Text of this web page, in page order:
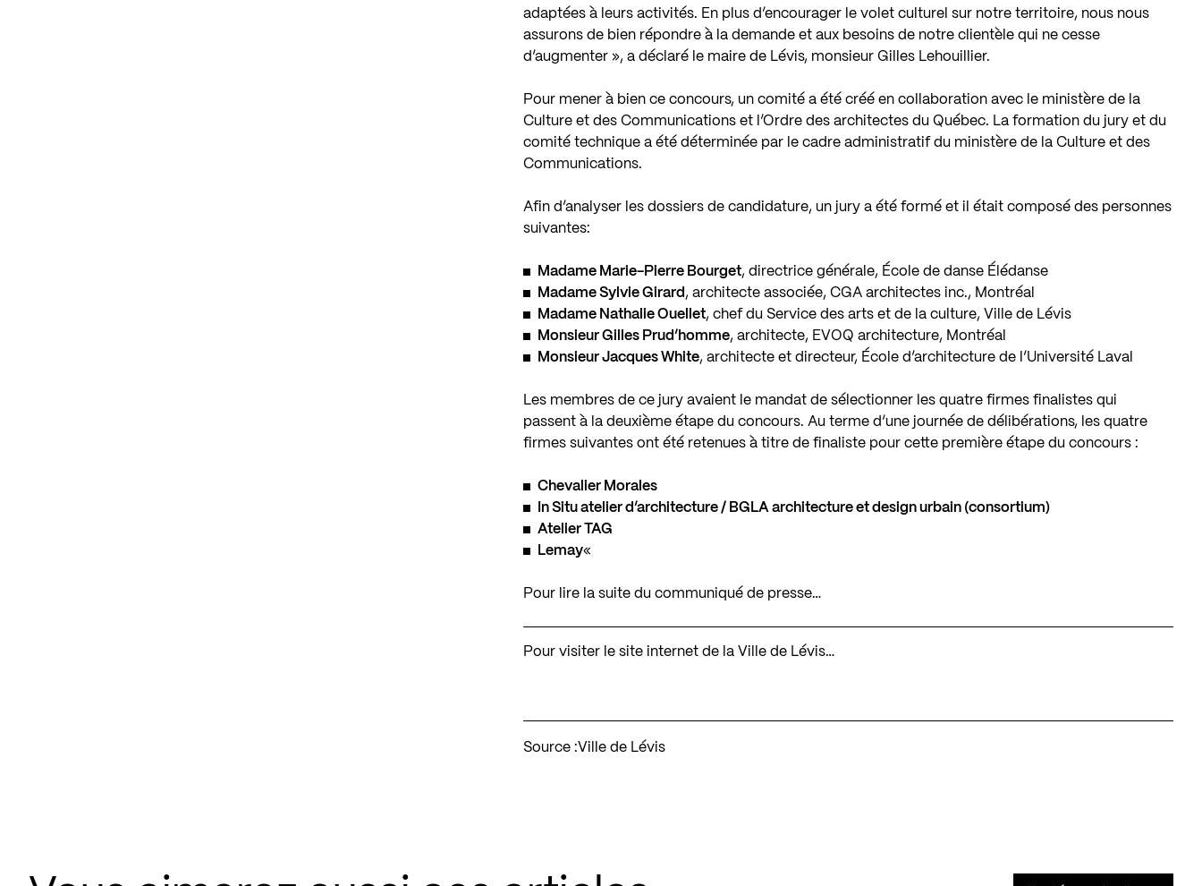
adaptées à leurs activités. En plus d’encourager le volet culturel sur notre territoire, nous nous
assurons de bien répondre à la demande et aux besoins de notre clientèle qui ne cesse
d’augmenter », a déclaré le maire de Lévis, monsieur Gilles Lehouillier.
Pour mener à bien ce concours, un comité a été créé en collaboration avec le ministère de la
Culture et des Communications et l’Ordre des architectes du Québec. La formation du jury et du
comité technique a été déterminée par le cadre administratif du ministère de la Culture et des
Communications.
Afin d’analyser les dossiers de candidature, un jury a été formé et il était composé des personnes
suivantes:
Madame Marie-Pierre Bourget, directrice générale, École de danse Élédanse
Madame Sylvie Girard , architecte associée, CGA architectes inc., Montréal
Madame Nathalie Ouellet, chef du Service des arts et de la culture, Ville de Lévis
Monsieur Gilles Prud’homme, architecte, EVOQ architecture, Montréal
Monsieur Jacques White, architecte et directeur, École d’architecture de l’Université Laval
Les membres de ce jury avaient le mandat de sélectionner les quatre firmes finalistes qui
passent à la deuxième étape du concours. Au terme d’une journée de délibérations, les quatre
firmes suivantes ont été retenues à titre de finaliste pour cette première étape du concours :
Chevalier Morales
In Situ atelier d’architecture / BGLA architecture et design urbain (consortium)
Atelier TAG
Lemay«
Pour lire la suite du communiqué de presse…
Pour visiter le site internet de la Ville de Lévis…
Source :Ville de Lévis